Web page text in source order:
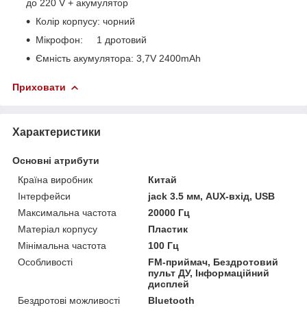
до 220 V + акумулятор
Колір корпусу: чорний
Мікрофон: 1 дротовий
Ємність акумулятора: 3,7V 2400mAh
Приховати
Характеристики
Основні атрибути
Країна виробник
Китай
Інтерфейси
jack 3.5 мм, AUX-вхід, USB
Максимальна частота
20000 Гц
Матеріал корпусу
Пластик
Мінімальна частота
100 Гц
Особливості
FM-приймач, Бездротовий
пульт ДУ, Інформаційний
дисплей
Бездротові можливості
Bluetooth